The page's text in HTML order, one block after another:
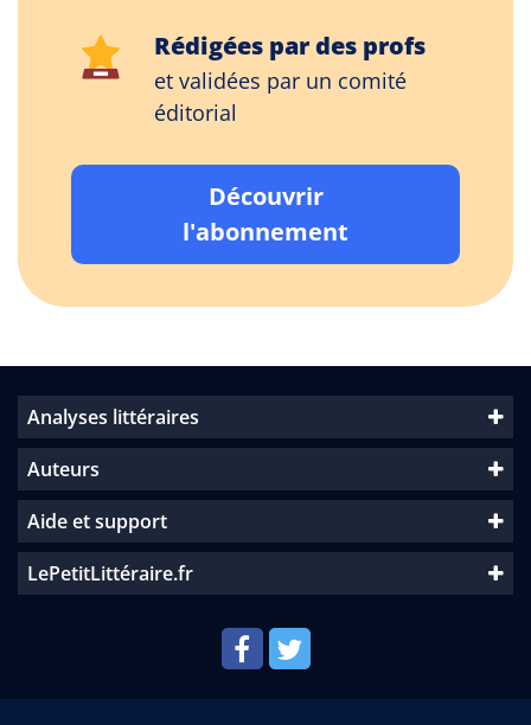
Rédigées par des profs
et validées par un comité
éditorial
Découvrir
l'abonnement
Analyses littéraires
Auteurs
Aide et support
LePetitLittéraire.fr